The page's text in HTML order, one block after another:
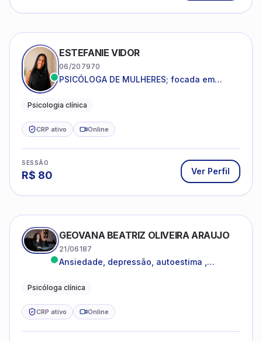
ESTEFANIE VIDOR
06/207970
PSICÓLOGA DE MULHERES; focada em
dentro da sua realidade.
Psicologia clínica
CRP ativo Online
SESSÃO
R$ 80 Ver Perfil
GEOVANA BEATRIZ OLIVEIRA ARAUJO
21/06187
Ansiedade, depressão, autoestima ,
Psicóloga clínica
CRP ativo Online